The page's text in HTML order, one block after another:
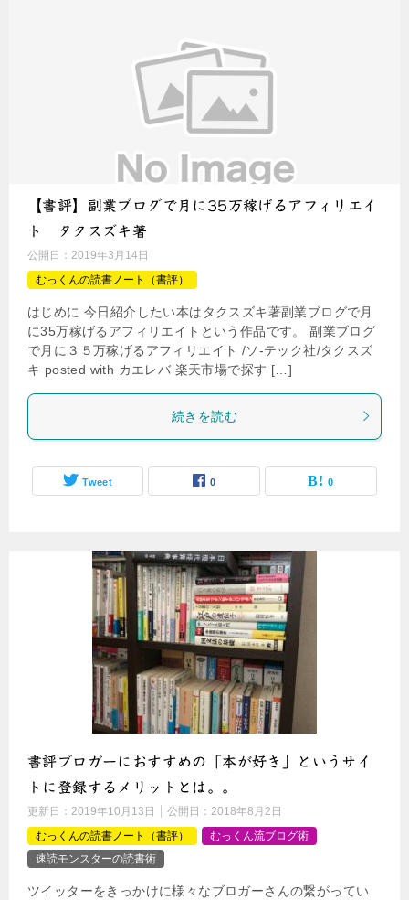
【書評】副業ブログで月に35万稼げるアフィリエイ
ト タクスズキ著
公開日： 2019年3月14日
むっくんの読書ノート（書評）
はじめに 今日紹介したい本はタクスズキ著副業ブログで月
に35万稼げるアフィリエイトという作品です。 副業ブログ
で月に３５万稼げるアフィリエイト /ソ-テック社/タクスズ
キ posted with カエレバ 楽天市場で探す […]
続きを読む
Tweet 0 0
書評ブロガーにおすすめの「本が好き」というサイ
トに登録するメリットとは。。
更新日： 2019年10月13日 公開日： 2018年8月2日
むっくんの読書ノート（書評）
むっくん流ブログ術
速読モンスターの読書術
ツイッターをきっかけに様々なブロガーさんの繋がってい